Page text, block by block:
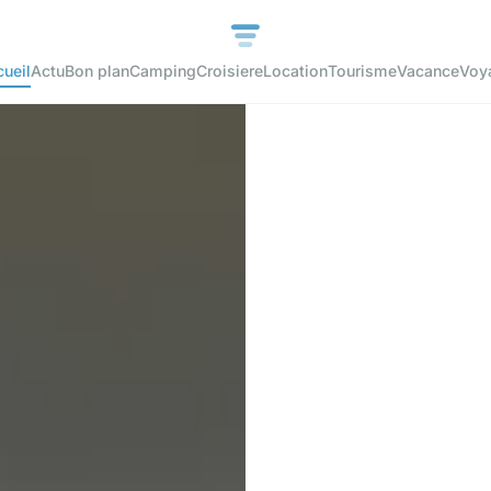
ActuBon planCampingCroisiereLocationTourismeVacance